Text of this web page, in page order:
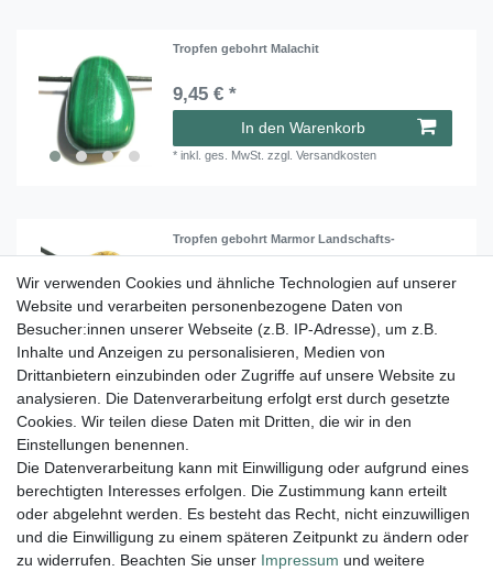
Tropfen gebohrt Malachit
9,45 € *
In den Warenkorb
*inkl. ges. MwSt. zzgl.Versandkosten
Tropfen gebohrt Marmor Landschafts-
2,45 € *
In den Warenkorb
inkl. ges. MwSt. Versandkosten
Lieferung und Versand
Wir verwenden Cookies und ähnliche Technologien auf unserer
Website und verarbeiten personenbezogene Daten von
Besucher:innen unserer Webseite (z.B. IP-Adresse), um z.B.
Inhalte und Anzeigen zu personalisieren, Medien von
Drittanbietern einzubinden oder Zugriffe auf unsere Website zu
analysieren. Die Datenverarbeitung erfolgt erst durch gesetzte
Cookies. Wir teilen diese Daten mit Dritten, die wir in den
Einstellungen benennen.
Die Datenverarbeitung kann mit Einwilligung oder aufgrund eines
berechtigten Interesses erfolgen. Die Zustimmung kann erteilt
oder abgelehnt werden. Es besteht das Recht, nicht einzuwilligen
und die Einwilligung zu einem späteren Zeitpunkt zu ändern oder
zu widerrufen. Beachten Sie unser Impressum und weitere